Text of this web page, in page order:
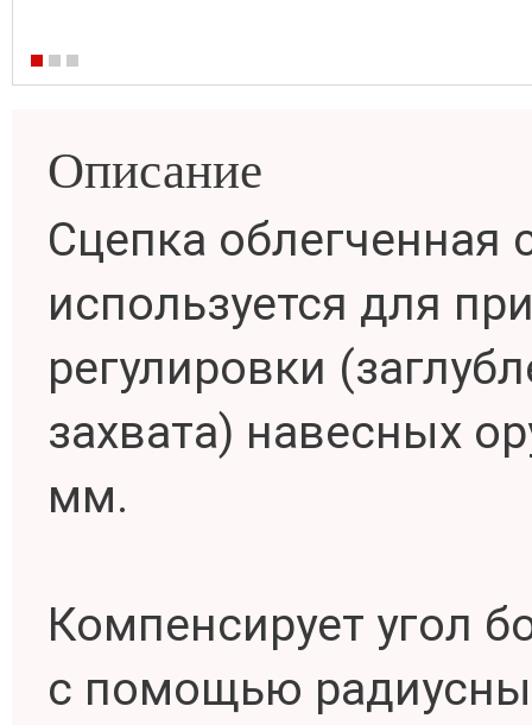
Описание
Сцепка облегченная
используется для
регулировки
захвата) навесных
мм.
Компенсирует угол
с помощью